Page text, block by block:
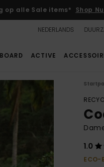
op alle Sale items* Shop Nu
NEDERLANDS
ACTIVE
1.0
ECO-